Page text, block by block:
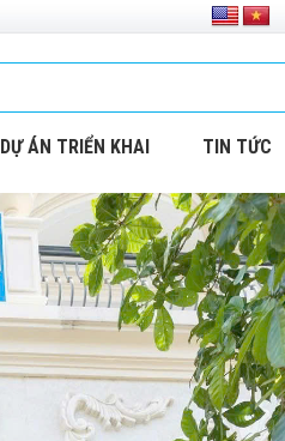
DỰ ÁN TRIỂN KHAI TIN TỨC